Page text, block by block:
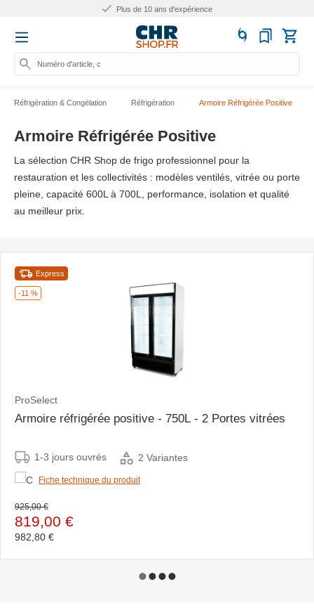
Plus de 10 ans d'expérience
Numéro d'article, catégorie
Réfrigération & Congélation Réfrigération Armoire Réfrigérée Positive
Armoire Réfrigérée Positive
La sélection CHR Shop de frigo professionnel pour la
restauration et les collectivités : modèles ventilés, vitrée ou porte
pleine, capacité 600L à 700L, performance, isolation et qualité
au meilleur prix.
-11 %
Express
ProSelect
Armoire réfrigérée positive - 750L - 2 Portes vitrées
1-3 jours ouvrés 2 Variantes
Fiche technique du produit
925,00 €
819,00 €
982,80 €